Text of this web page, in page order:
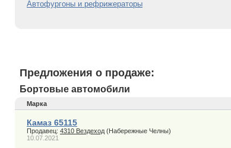
Автофургоны и рефрижераторы
Предложения о продаже:
Бортовые автомобили
Марка
Камаз 65115
Продавец: 4310 Вездеход (Набережные Челны)
10.07.2021